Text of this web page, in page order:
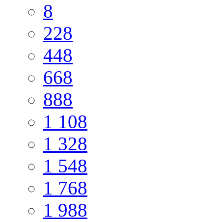
8
228
448
668
888
1 108
1 328
1 548
1 768
1 988